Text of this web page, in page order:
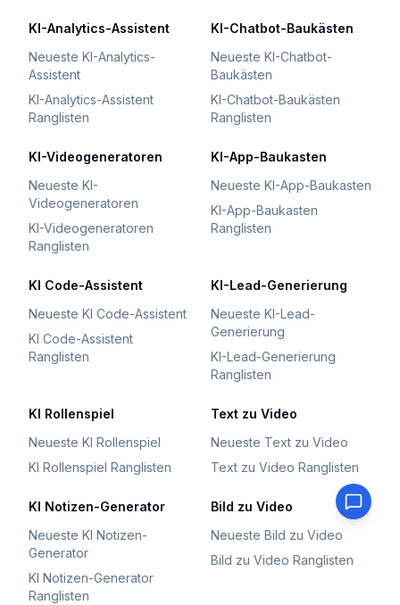
KI-Analytics-Assistent
Neueste KI-Analytics-
Assistent
KI-Analytics-Assistent
Ranglisten
KI-Chatbot-Baukästen
Neueste KI-Chatbot-
Baukästen
KI-Chatbot-Baukästen
Ranglisten
KI-Videogeneratoren
Neueste KI-
Videogeneratoren
KI-Videogeneratoren
Ranglisten
KI-App-Baukasten
Neueste KI-App-Baukasten
KI-App-Baukasten
Ranglisten
KI Code-Assistent
Neueste KI Code-Assistent
KI Code-Assistent
Ranglisten
KI-Lead-Generierung
Neueste KI-Lead-
Generierung
KI-Lead-Generierung
Ranglisten
KI Rollenspiel
Neueste KI Rollenspiel
KI Rollenspiel Ranglisten
Text zu Video
Neueste Text zu Video
Text zu Video Ranglisten
KI Notizen-Generator
Neueste KI Notizen-
Generator
KI Notizen-Generator
Ranglisten
Bild zu Video
Neueste Bild zu Video
Bild zu Video Ranglisten